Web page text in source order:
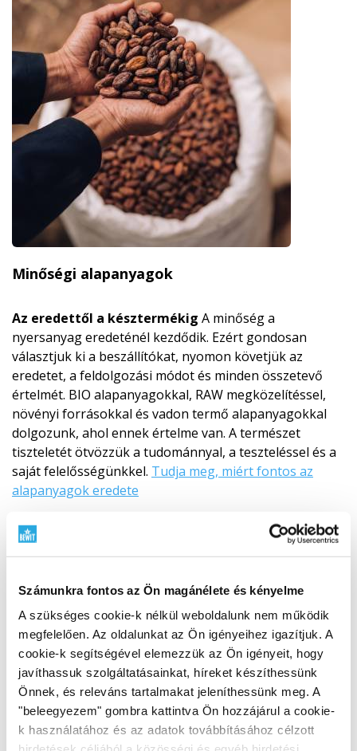
Számunkra fontos az Ön magánélete és kényelme
A szükséges cookie-k nélkül weboldalunk nem működik
megfelelően. Az oldalunkat az Ön igényeihez igazítjuk. A
cookie-k segítségével elemezzük az Ön igényeit, hogy
javíthassuk szolgáltatásainkat, híreket készíthessünk
Önnek, és releváns tartalmakat jeleníthessünk meg. A
"beleegyezem" gombra kattintva Ön hozzájárul a cookie-
k használatához és az adatok továbbításához célzott
Minőségi alapanyagok
Az eredettől a késztermékig A minőség a
nyersanyag eredeténél kezdődik. Ezért gondosan
választjuk ki a beszállítókat, nyomon követjük az
eredetet, a feldolgozási módot és minden összetevő
értelmét. BIO alapanyagokkal, RAW megközelítéssel,
növényi forrásokkal és vadon termő alapanyagokkal
dolgozunk, ahol ennek értelme van. A természet
tiszteletét ötvözzük a tudománnyal, a teszteléssel és a
saját felelősségünkkel. Tudja meg, miért fontos az
alapanyagok eredete